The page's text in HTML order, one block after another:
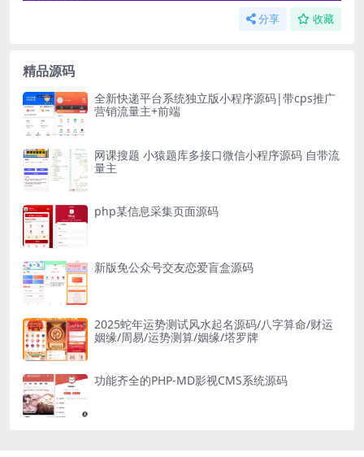
分享 收藏
精品源码
全新快递平台系统独立版小程序源码|带cps推广
营销流量主+前端
网课搜题 小猿题库多接口微信小程序源码 自带流
量主
php某信息采集页面源码
新版免公众号交友恋爱盲盒源码
2025蛇年运势测试风水起名源码/八字算命/财运
姻缘/周易/运势测算/姻缘/塔罗牌
功能齐全的PHP-MD影视CMS系统源码